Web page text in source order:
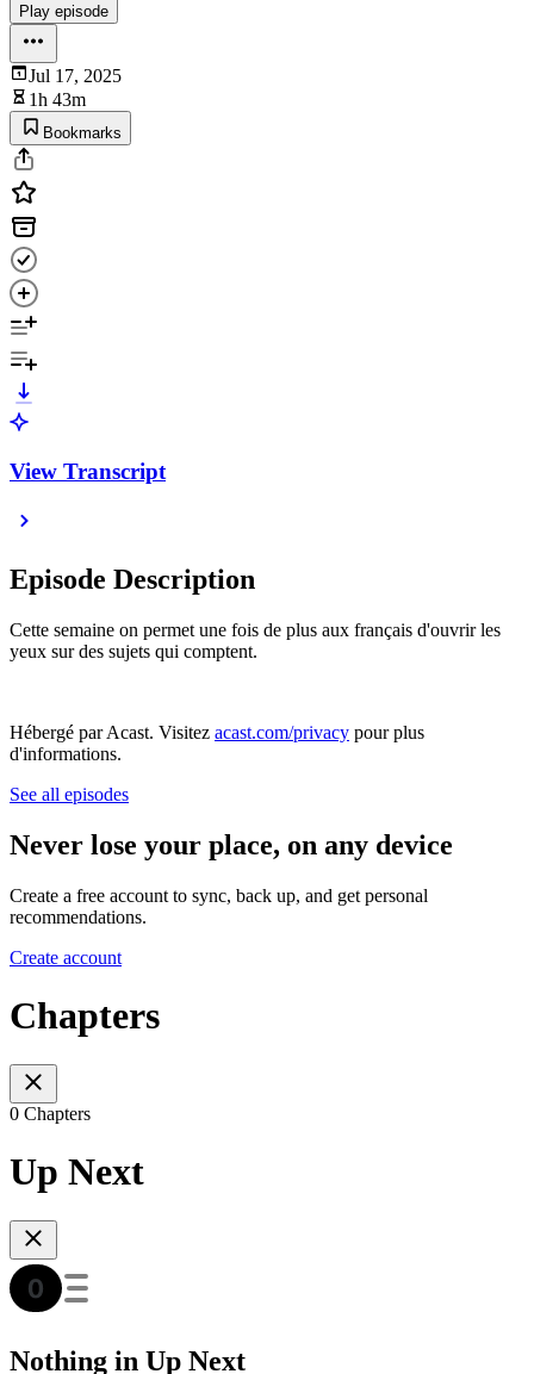
Play episode
Jul 17, 2025
1h 43m
Bookmarks
View Transcript
Episode Description
Cette semaine on permet une fois de plus aux français d'ouvrir les
yeux sur des sujets qui comptent.
Hébergé par Acast. Visitez acast.com/privacy pour plus
d'informations.
See all episodes
Never lose your place, on any device
Create a free account to sync, back up, and get personal
recommendations.
Create account
Chapters
0 Chapters
Up Next
Nothing in Up Next